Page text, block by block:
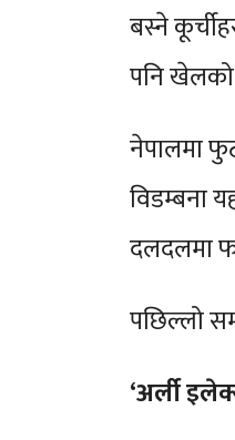
बस्ने
पनि खेलको
नेपालमा
विडम्बना
दलदलमा
पछिल्लो
‘अर्ली